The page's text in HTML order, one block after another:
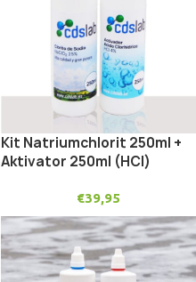
Kit Natriumchlorit 250ml +
Aktivator 250ml (HCl)
€39,95